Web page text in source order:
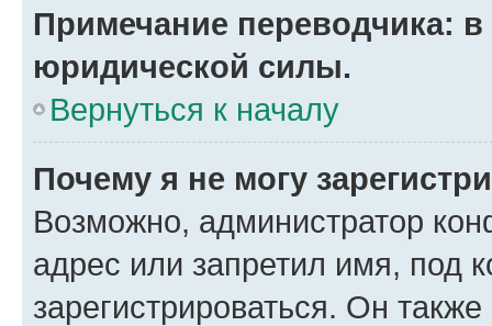
Примечание переводчика:
юридической силы.
Вернуться к началу
Почему я не могу
Возможно, администратор
адрес или запретил имя, под
зарегистрироваться. Он